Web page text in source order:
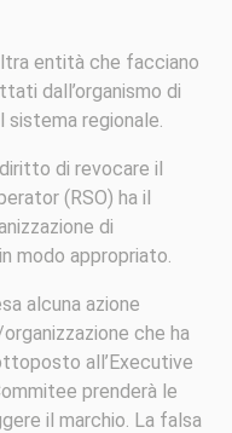
entità che facciano
dall’organismo di
regionale.
di revocare il
(RSO) ha il
di
modo appropriato.
alcuna azione
che ha
all’Executive
prenderà le
il marchio. La falsa